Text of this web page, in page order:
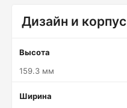
Дизайн и корпус
Высота
159.3 мм
Ширина